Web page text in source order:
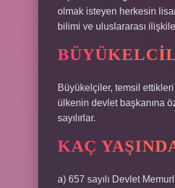
olmak isteyen herkesin
bilimi ve uluslararası
Büyükelçiler, temsil ettikleri
ülkenin devlet başkanına
sayılırlar.
KAÇ
a) 657 sayılı Devlet